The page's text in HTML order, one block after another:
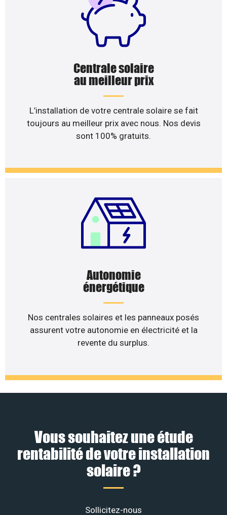
Centrale solaire
au meilleur prix
L’installation de votre centrale solaire se fait
toujours au meilleur prix avec nous. Nos devis
sont 100% gratuits.
Autonomie
énergétique
Nos centrales solaires et les panneaux posés
assurent votre autonomie en électricité et la
revente du surplus.
Vous souhaitez une étude
rentabilité de votre installation
solaire ?
Sollicitez-nous